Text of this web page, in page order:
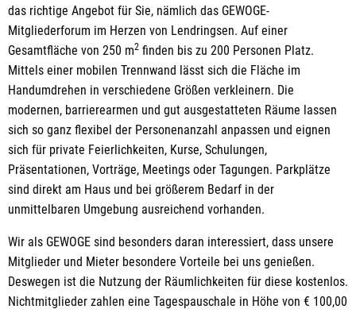
das richtige Angebot für Sie, nämlich das GEWOGE-
Mitgliederforum im Herzen von Lendringsen. Auf einer
Gesamtfläche von 250 m2 finden bis zu 200 Personen Platz.
Mittels einer mobilen Trennwand lässt sich die Fläche im
Handumdrehen in verschiedene Größen verkleinern. Die
modernen, barrierearmen und gut ausgestatteten Räume lassen
sich so ganz flexibel der Personenanzahl anpassen und eignen
sich für private Feierlichkeiten, Kurse, Schulungen,
Präsentationen, Vorträge, Meetings oder Tagungen. Parkplätze
sind direkt am Haus und bei größerem Bedarf in der
unmittelbaren Umgebung ausreichend vorhanden.
Wir als GEWOGE sind besonders daran interessiert, dass unsere
Mitglieder und Mieter besondere Vorteile bei uns genießen.
Deswegen ist die Nutzung der Räumlichkeiten für diese kostenlos.
Nichtmitglieder zahlen eine Tagespauschale in Höhe von € 100,00